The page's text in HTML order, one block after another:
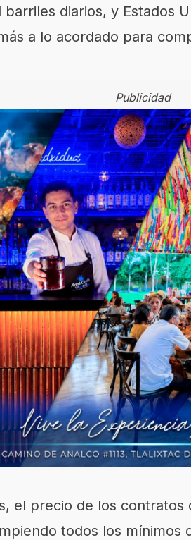
diarios, y Estados
a lo acordado para
Publicidad
el precio de los
todos los mínimos